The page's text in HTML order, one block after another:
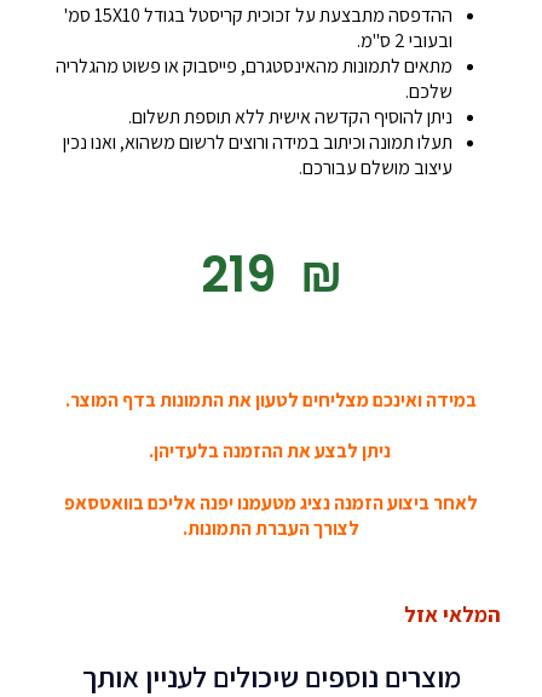
ההדפסה מתבצעת על זכוכית קריסטל בגודל 15X10 סמ'
ובעובי 2 ס"מ.
מתאים לתמונות מהאינסטגרם, פייסבוק או פשוט מהגלריה
שלכם.
ניתן להוסיף הקדשה אישית ללא תוספת תשלום.
תעלו תמונה וכיתוב במידה ורוצים לרשום משהוא, ואנו נכין
עיצוב מושלם עבורכם.
‎219 ₪
במידה ואינכם מצליחים לטעון את התמונות בדף המוצר.
ניתן לבצע את ההזמנה בלעדיהן.
לאחר ביצוע הזמנה נציג מטעמנו יפנה אליכם בוואטסאפ
לצורך העברת התמונות.
המלאי אזל
מוצרים נוספים שיכולים לעניין אותך